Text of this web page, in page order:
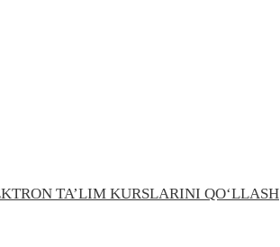
TA’LIM KURSLARINI QO‘LLASH